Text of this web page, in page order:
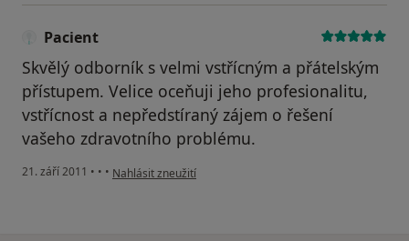
Pacient
Skvělý odborník s velmi vstřícným a přátelským
přístupem. Velice oceňuji jeho profesionalitu,
vstřícnost a nepředstíraný zájem o řešení
vašeho zdravotního problému.
21. září 2011 • • • podle názoru uživatele Pacient
Nahlásit zneužití